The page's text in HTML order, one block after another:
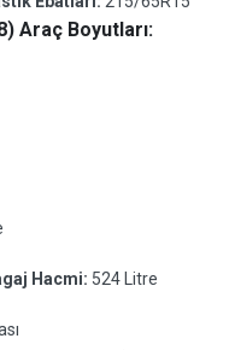
Araç Boyutları:
Hacmi: 524 Litre